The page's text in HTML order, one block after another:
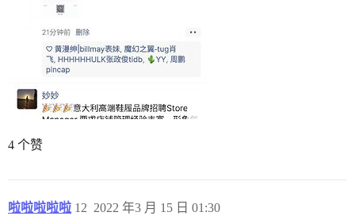
4 个赞
啦啦啦啦啦 2022 年3 月 15 日 01:30
12